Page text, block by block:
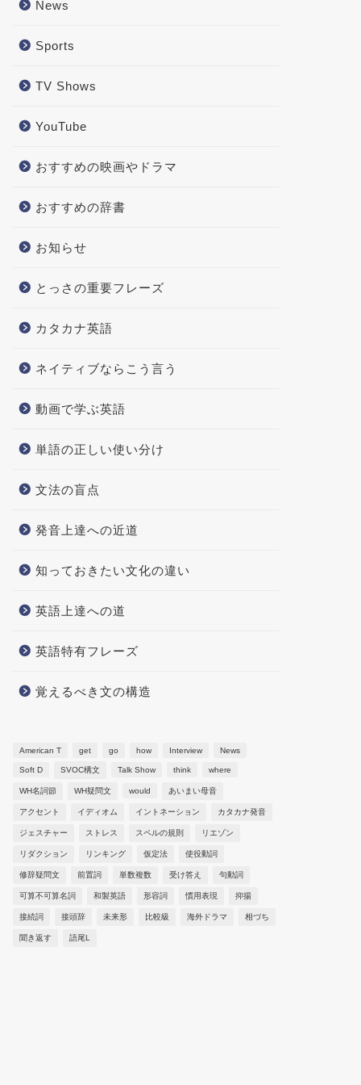
News
Sports
TV Shows
YouTube
おすすめの映画やドラマ
おすすめの辞書
お知らせ
とっさの重要フレーズ
カタカナ英語
ネイティブならこう言う
動画で学ぶ英語
単語の正しい使い分け
文法の盲点
発音上達への近道
知っておきたい文化の違い
英語上達への道
英語特有フレーズ
覚えるべき文の構造
American T get go how Interview News
Soft D SVOC構文 Talk Show think where
WH名詞節 WH疑問文 would あいまい母音
アクセント イディオム イントネーション カタカナ発音
ジェスチャー ストレス スペルの規則 リエゾン
リダクション リンキング 仮定法 使役動詞
修辞疑問文 前置詞 単数複数 受け答え 句動詞
可算不可算名詞 和製英語 形容詞 慣用表現 抑揚
接続詞 接頭辞 未来形 比較級 海外ドラマ 相づち
聞き返す 語尾L